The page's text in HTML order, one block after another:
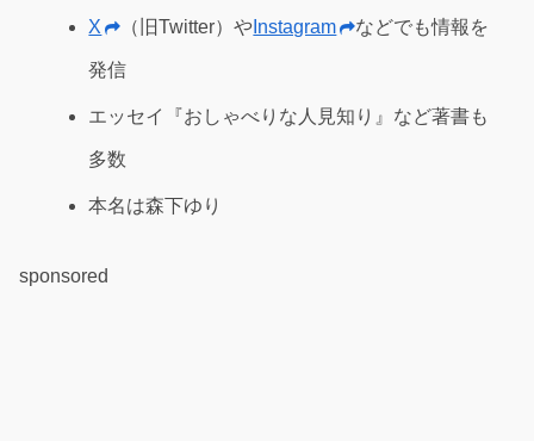
X （旧Twitter）や Instagram などでも情報を
発信
エッセイ『おしゃべりな人見知り』など著書も
多数
本名は森下ゆり
sponsored